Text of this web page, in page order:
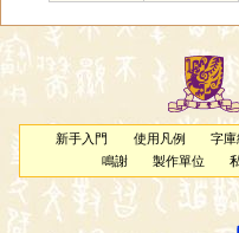
新手入門 使用凡例 字庫
鳴謝
製作單位